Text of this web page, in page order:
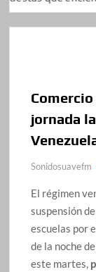
jornada
Sonidosuavefm
El régimen
suspensión
escuelas por
de la noche
este martes,